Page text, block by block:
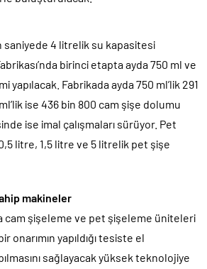
saniyede 4 litrelik su kapasitesi
birinci etapta ayda 750 ml ve
yapılacak. Fabrikada ayda 750 ml’lik 291
ise 436 bin 800 cam şişe dolumu
ise imal çalışmaları sürüyor. Pet
litre, 1,5 litre ve 5 litrelik pet şişe
makineler
cam şişeleme ve pet şişeleme üniteleri
onarımın yapıldığı tesiste el
sağlayacak yüksek teknolojiye